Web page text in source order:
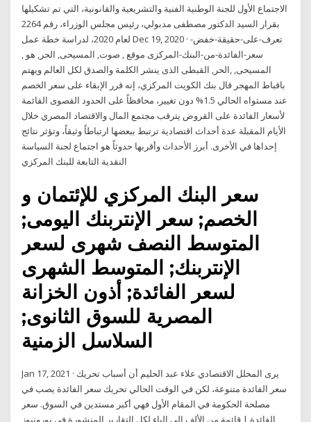
الاجتماع الأول للجنة الوطنية الفنية والتشريعية والقانونية، التي تم تشكيلها
بقرار السيد الدكتور مصطفى مدبولي، رئيس مجلس الوزراء، رقم 2264
لعام 2020، لدراسة خطة عمل Dec 19, 2020 · تعرف-على-حقيقة-خفض-
سعر-الفائدة-من-البنك-المركزى موقع , صوت, المسيحى, الحر, هو ,
المسيحى, ,الحر, القبطى الذى ينشر الكلمة والصدق لكل العالم ويهتم
باقباط المهجر قال بنك الكويت المركزي، إنه قرر الإبقاء على سعر الخصم
عند مستواه الحالي 1.5% دون تغيير، محافظاً على الحدود القصوى القائمة
لأسعار الفائدة على القروض يترقب مجتمع المال والاقتصاد المصري خلال
الأيام المقبلة عدة أحداث اقتصادية ترتبط ببعضها ارتباطاً وثيقاً، وتؤثر نتائج
إحداها في الأخرى. أبرز الأحداث وأقربها حدوثاً هو اجتماع لجنة السياسة
النقدية التابعة للبنك المركزي
سعر البنك المركزي للإئتمان و
الخصم; سعر الإنتربنك اليومى;
المتوسط النصف شهرى لسعر
الإنتربنك; المتوسط الشهرى
لسعر الفائدة; أذون الخزانة
المصرية للسوق الثانوى;
السلاسل الزمنية
Jan 17, 2021 · يرى المحلل الاقتصادي علاء عبد الحليم أن أسباب تحريك
سعر الفائدة متنوعة، لكن في الوقت الحالي تحريك سعر الفائدة يصب في
مصلحة الحكومة في المقام الأول فهي أكبر مستدين في السوق. سعر